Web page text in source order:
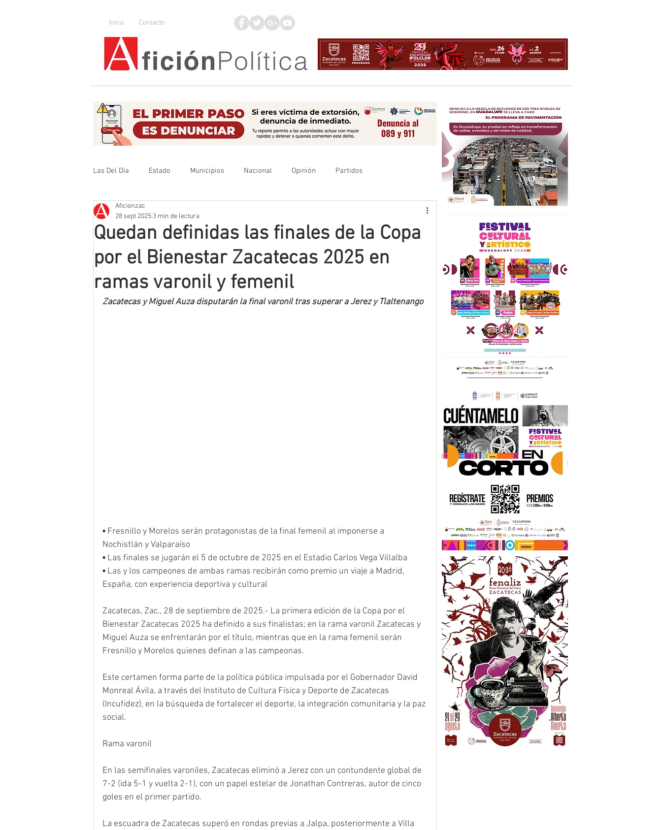
Inicio Contacto
Las Del Día Estado Municipios Nacional Opinión Partidos
Que no se olvide
Mineros LNBP
Quedan definidas las finales de la Copa
por el Bienestar Zacatecas 2025 en
ramas varonil y femenil
Aficionzac
28 sept 2025 3 min de lectura
Zacatecas y Miguel Auza disputarán la final varonil tras superar a Jerez y Tlaltenango
▪ Fresnillo y Morelos serán protagonistas de la final femenil al imponerse a
Nochistlán y Valparaíso
▪ Las finales se jugarán el 5 de octubre de 2025 en el Estadio Carlos Vega Villalba
▪ Las y los campeones de ambas ramas recibirán como premio un viaje a Madrid,
España, con experiencia deportiva y cultural
Zacatecas, Zac., 28 de septiembre de 2025.- La primera edición de la Copa por el
Bienestar Zacatecas 2025 ha definido a sus finalistas; en la rama varonil Zacatecas y
Miguel Auza se enfrentarán por el título, mientras que en la rama femenil serán
Fresnillo y Morelos quienes definan a las campeonas.
Este certamen forma parte de la política pública impulsada por el Gobernador David
Monreal Ávila, a través del Instituto de Cultura Física y Deporte de Zacatecas
(Incufidez), en la búsqueda de fortalecer el deporte, la integración comunitaria y la paz
social.
Rama varonil
En las semifinales varoniles, Zacatecas eliminó a Jerez con un contundente global de
7-2 (ida 5-1 y vuelta 2-1), con un papel estelar de Jonathan Contreras, autor de cinco
goles en el primer partido.
La escuadra de Zacatecas superó en rondas previas a Jalpa, posteriormente a Villa